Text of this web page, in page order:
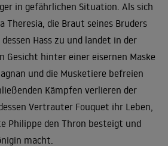
in gefährlichen Situation. Als sich
Theresia, die Braut seines Bruders
Hass zu und landet in der
Gesicht hinter einer eisernen Maske
und die Musketiere befreien
Kämpfen verlieren der
Vertrauter Fouquet ihr Leben,
Philippe den Thron besteigt und
macht.